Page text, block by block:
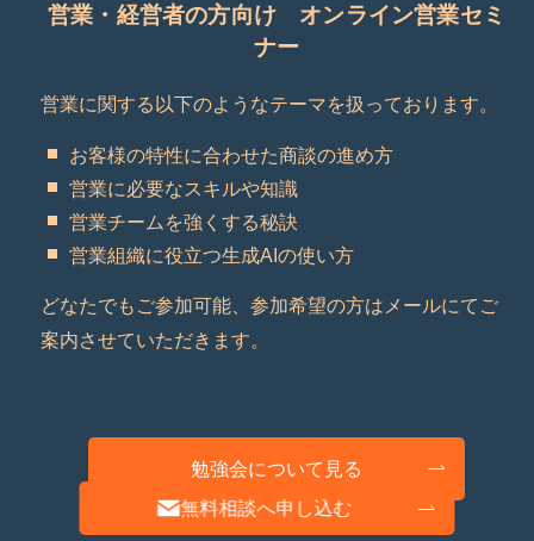
無料相談へ申し込む
営業・経営者の方向け オンライン営業セミ
ナー
営業に関する以下のようなテーマを扱っております。
お客様の特性に合わせた商談の進め方
営業に必要なスキルや知識
営業チームを強くする秘訣
営業組織に役立つ生成AIの使い方
どなたでもご参加可能、参加希望の方はメールにてご
案内させていただきます。
勉強会について見る